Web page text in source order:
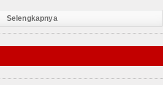
Selengkapnya